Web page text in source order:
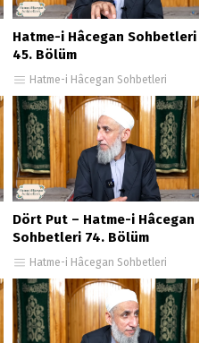
Hatme-i Hâcegan Sohbetleri
45. Bölüm
Hatme-i Hâcegan Sohbetleri
Dört Put – Hatme-i Hâcegan
Sohbetleri 74. Bölüm
Hatme-i Hâcegan Sohbetleri